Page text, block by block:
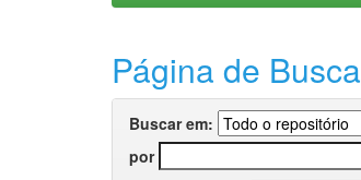
Página de Busca
Buscar em:
por